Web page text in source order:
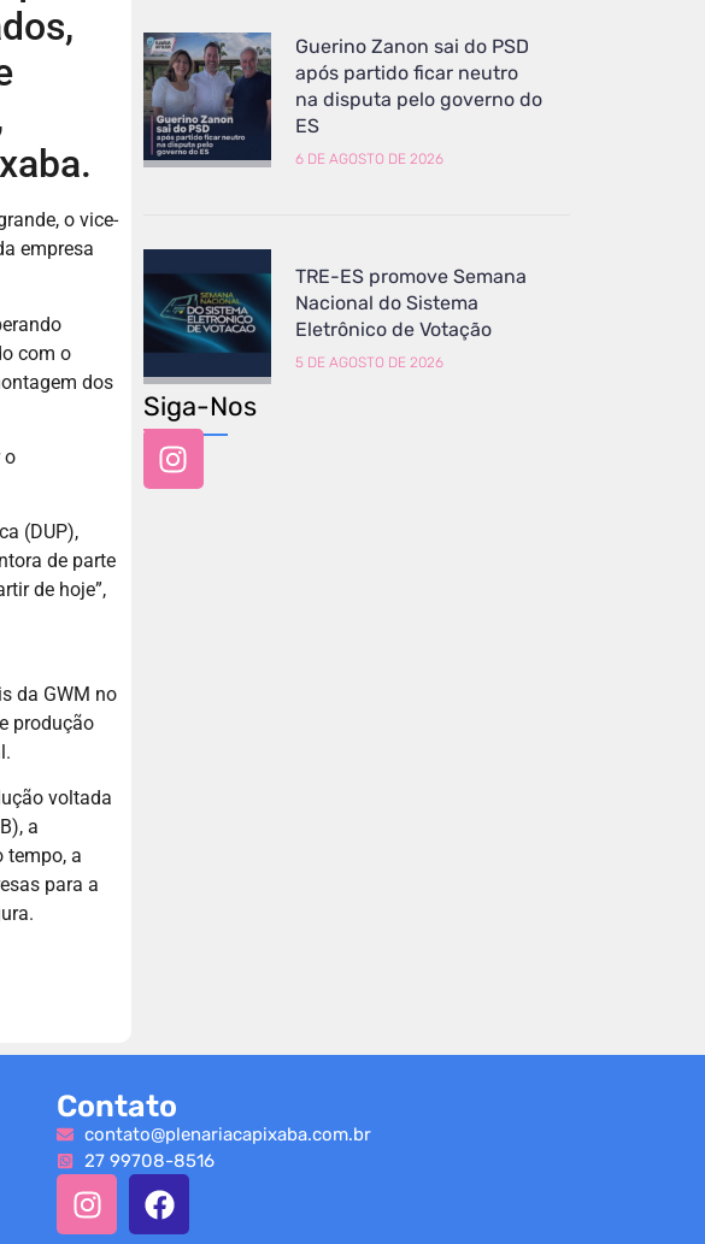
, o vice-
empresa
com o
dos
o
(DUP),
de parte
de hoje”,
da GWM no
produção
voltada
a
tempo, a
para a
Guerino Zanon sai do PSD
após partido ficar neutro
na disputa pelo governo do
ES
6 DE AGOSTO DE 2026
TRE-ES promove Semana
Nacional do Sistema
Eletrônico de Votação
5 DE AGOSTO DE 2026
Siga-Nos
Contato
contato@plenariacapixaba.com.br
27 99708-8516